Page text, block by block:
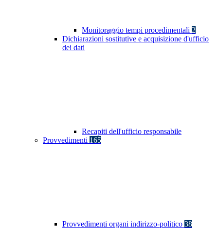
Monitoraggio tempi procedimentali 2
Dichiarazioni sostitutive e acquisizione d'ufficio
dei dati
Recapiti dell'ufficio responsabile
Provvedimenti 165
Provvedimenti organi indirizzo-politico 38